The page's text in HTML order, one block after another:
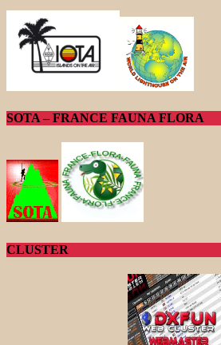
SOTA – FRANCE FAUNA FLORA
CLUSTER